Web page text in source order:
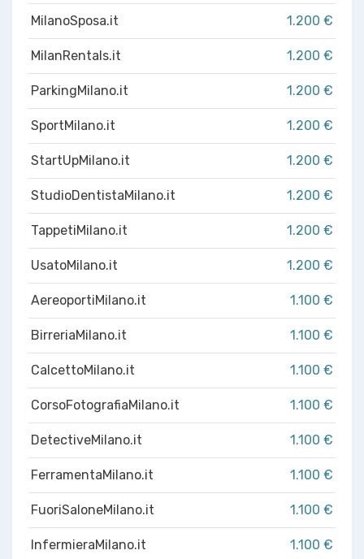
MilanoSposa.it 1.200 €
MilanRentals.it 1.200 €
ParkingMilano.it 1.200 €
SportMilano.it 1.200 €
StartUpMilano.it 1.200 €
StudioDentistaMilano.it 1.200 €
TappetiMilano.it 1.200 €
UsatoMilano.it 1.200 €
AereoportiMilano.it 1.100 €
BirreriaMilano.it 1.100 €
CalcettoMilano.it 1.100 €
CorsoFotografiaMilano.it 1.100 €
DetectiveMilano.it 1.100 €
FerramentaMilano.it 1.100 €
FuoriSaloneMilano.it 1.100 €
InfermieraMilano.it 1.100 €